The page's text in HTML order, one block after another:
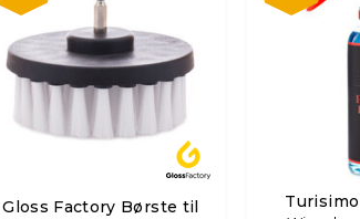
Gloss Factory Børste til